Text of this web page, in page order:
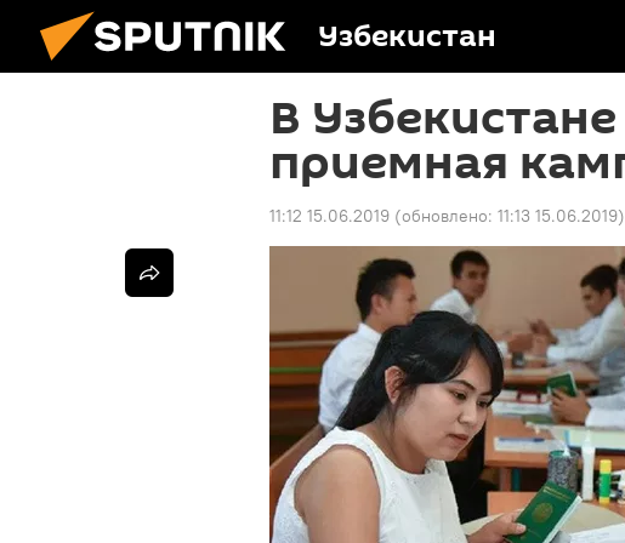
Узбекистан
В
приемная
11:12 15.06.2019 (обновлено: 11:13 15.06.2019)